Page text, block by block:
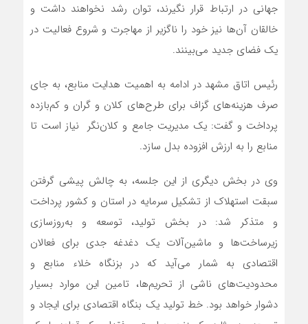
جهانی در ارتباط قرار نگیرند، توان رشد نخواهند داشت و
خالقان آن‌ها نیز خود را ناگزیر از مهاجرت و شروع فعالیت در
یک فضای جدید می‌بینند.
رئیس اتاق مشهد در ادامه به اهمیت هدایت منابع، به جای
صرف هزینه‌های گزاف برای طرح‌های کلان و گران و کم‌بازده
پرداخت و گفت: یک مدیریت جامع و کلان‌نگر نیاز است تا
منابع را به ارزش افزوده بدل سازد.
وی در بخش دیگری از این جلسه، به چالش پیشی گرفتن
سبقت استهلاک از تشکیل سرمایه در استان و کشور پرداخت
و متذکر شد: در بخش تولید، توسعه و به‌روزسازی
زیرساخت‌ها و ماشین‌آلات یک دغدغه جدی برای فعالان
اقتصادی به شمار می‌آید که در بزنگاه خلاء منابع و
محدودیت‌های ناشی از تحریم‌ها، تامین این موارد بسیار
دشوار خواهد بود. خط تولید یک بنگاه اقتصادی برای ایجاد و